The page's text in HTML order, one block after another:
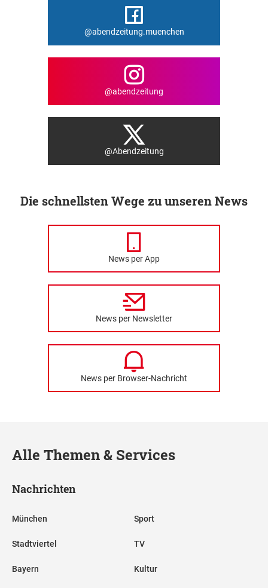
@abendzeitung.muenchen
@abendzeitung
@Abendzeitung
Die schnellsten Wege zu unseren News
News per App
News per Newsletter
News per Browser-Nachricht
Alle Themen & Services
Nachrichten
München
Stadtviertel
Bayern
Sport
TV
Kultur